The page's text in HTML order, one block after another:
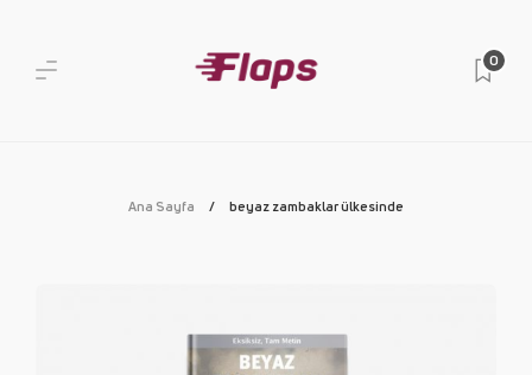
0
Ana Sayfa beyaz zambaklar ülkesinde